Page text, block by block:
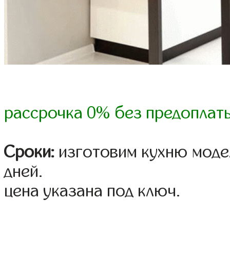
рассрочка 0% без
Сроки: изготовим кухню
дней.
цена указана под ключ.